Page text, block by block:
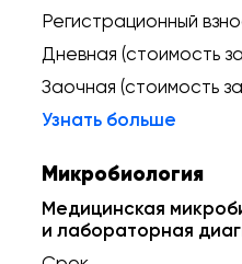
Регистрационный
Дневная (стоимость
Заочная (стоимость
Узнать больше
Микробиология
Медицинская
и лабораторная